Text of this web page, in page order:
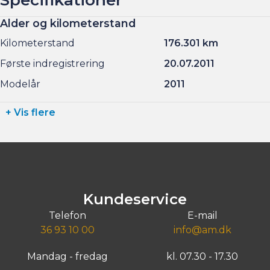
Alder og kilometerstand
Kilometerstand
176.301 km
Første indregistrering
20.07.2011
Modelår
2011
+ Vis flere
Kundeservice
Telefon
36 93 10 00
E-mail
info@am.dk
Mandag - fredag kl. 07.30 - 17.30